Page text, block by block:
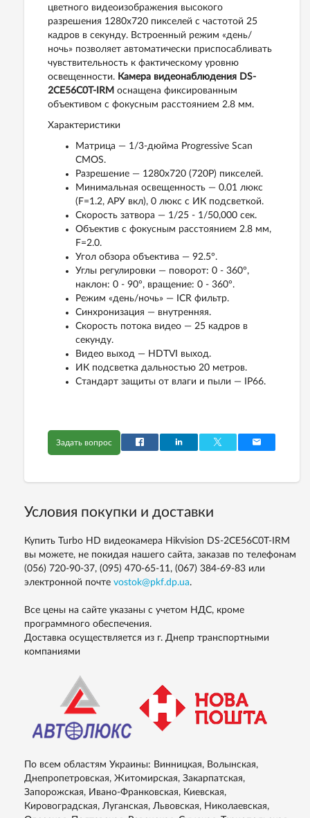
цветного видеоизображения высокого
разрешения 1280х720 пикселей с частотой 25
кадров в секунду. Встроенный режим «день/
ночь» позволяет автоматически приспосабливать
чувствительность к фактическому уровню
освещенности. Камера видеонаблюдения DS-
2CE56C0T-IRM оснащена фиксированным
объективом с фокусным расстоянием 2.8 мм.
Характеристики
Матрица — 1/3-дюйма Progressive Scan
CMOS.
Разрешение — 1280х720 (720P) пикселей.
Минимальная освещенность — 0.01 люкс
(F=1.2, АРУ вкл), 0 люкс с ИК подсветкой.
Скорость затвора — 1/25 - 1/50,000 сек.
Объектив с фокусным расстоянием 2.8 мм,
F=2.0.
Угол обзора объектива — 92.5°.
Углы регулировки — поворот: 0 - 360°,
наклон: 0 - 90°, вращение: 0 - 360°.
Режим «день/ночь» — ICR фильтр.
Синхронизация — внутренняя.
Скорость потока видео — 25 кадров в
секунду.
Видео выход — HDTVI выход.
ИК подсветка дальностью 20 метров.
Стандарт защиты от влаги и пыли — IP66.
Задать вопрос
Условия покупки и доставки
Купить Turbo HD видеокамера Hikvision DS-2CE56C0T-IRM
вы можете, не покидая нашего сайта, заказав по телефонам
(056) 720-90-37, (095) 470-65-11, (067) 384-69-83 или
электронной почте vostok@pkf.dp.ua.
Все цены на сайте указаны с учетом НДС, кроме
программного обеспечения.
Доставка осуществляется из г. Днепр транспортными
компаниями
По всем областям Украины: Винницкая, Волынская,
Днепропетровская, Житомирская, Закарпатская,
Запорожская, Ивано-Франковская, Киевская,
Кировоградская, Луганская, Львовская, Николаевская,